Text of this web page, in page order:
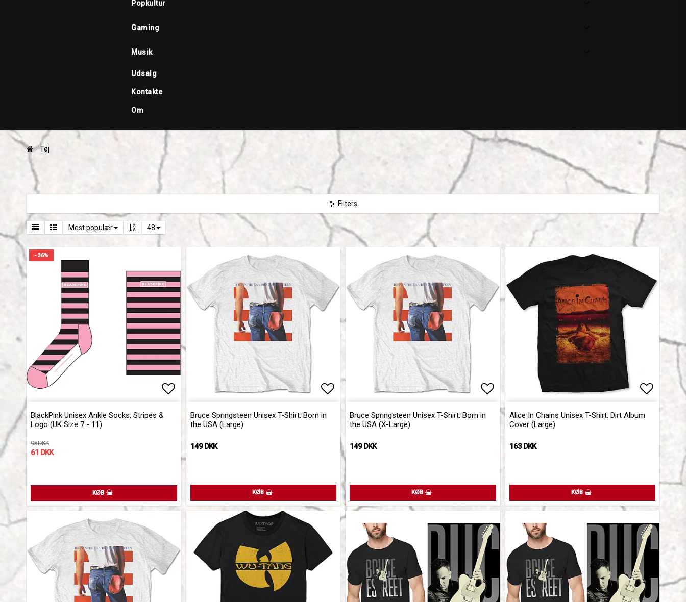
Popkultur
Gaming
Musik
Udsalg
Kontakte
Om
Tøj
Filters
Mest populær 48
- 36%
BlackPink Unisex Ankle Socks: Stripes &
Logo (UK Size 7 - 11)
95 DKK
61 DKK
KØB
Bruce Springsteen Unisex T-Shirt: Born in
the USA (Large)
149 DKK
KØB
Add to list of favorites
Bruce Springsteen Unisex T-Shirt: Born in
the USA (X-Large)
149 DKK
KØB
Add
Alice In Chains Unisex T-Shirt: Dirt Album
Cover (Large)
163 DKK
KØB